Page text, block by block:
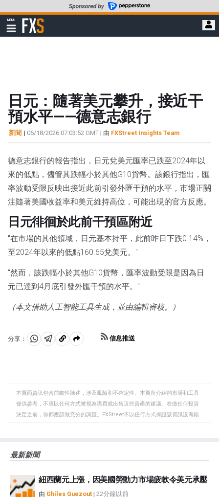
至
要
MENU
顯
示
FXStreet
日元：隨著美元攀升，接近干
預水平——德意志銀行
新聞 | 06/18/2026 07:03:52 GMT | 由 FXStreet Insights Team
德意志銀行的報告指出，日元兌美元匯率已跌至2024年以
來的低點，儘管其跌幅小於其他G10貨幣。該銀行指出，匯
率波動受限反映出接近此前引發外匯干預的水平，市場正關
注隨著美國收益率和美元維持高位，可能出現的官方反應。
日元徘徊於此前干預區附近
"在市場的其他領域，日元基本持平，此前昨日下跌0.14%，
至2024年以來的低點160.65兌美元。"
"然而，該跌幅小於其他G10貨幣，匯率波動受限是因為日
元已達到4月底引發外匯干預的水平。"
（本文借助人工智能工具生成，並由編輯審核。）
分享：
分 分 複
板
信息推送
本頁面資訊包含前瞻性陳述，涉及風險和不確定性。本頁所介紹的市場和工具
僅供參考，不應以任何方式被視為購買或出售這些資產的建議。在做任何投資
決定之前，你都應該做充分的調查。FXStreet不以任何方式保證該資訊沒有錯
觀點，並不代表FXStreet或其廣告商的官方政策或立場。作者不對本頁連結的
如果文章正文中沒有明確提到，在撰寫本文時，作者在本文中提到的任何股票
中都沒有頭寸，也沒有與文中提到的任何公司有業務關係。除了FXStreet，作
最新新聞
紐西蘭元上漲，因美國勞動力市場疲軟令美元承壓
由 Ghiles Guezout | 22分鐘以前